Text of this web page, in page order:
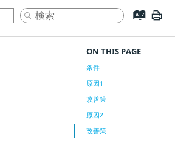
ON THIS PAGE
条件
原因1
改善策
原因2
改善策